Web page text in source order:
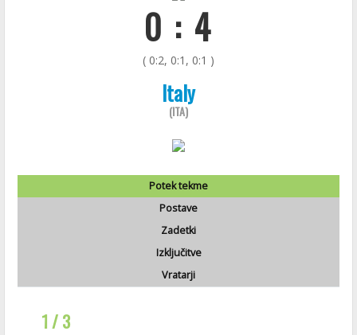
0 : 4
( 0:2, 0:1, 0:1 )
Italy
(ITA)
Potek tekme
Postave
Zadetki
Izključitve
Vratarji
1 / 3